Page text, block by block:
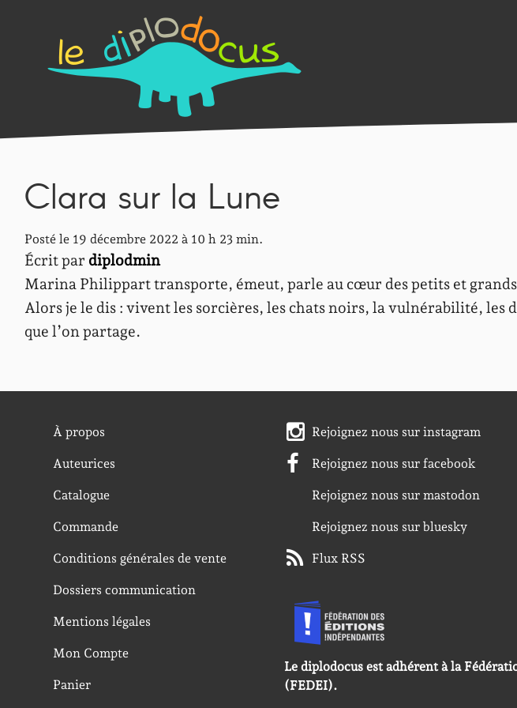
Clara sur la Lune
Posté le 19 décembre 2022 à 10 h 23 min.
Écrit par diplodmin
Marina Philippart transporte, émeut, parle au cœur des petits et
Alors je le dis : vivent les sorcières, les chats noirs, la vulnérabilité, les
que l’on partage.
À propos
Auteurices
Catalogue
Commande
Conditions générales de vente
Dossiers communication
Mentions légales
Mon Compte
Panier
Rejoignez nous sur instagram
Rejoignez nous sur facebook
Rejoignez nous sur mastodon
Rejoignez nous sur bluesky
Flux RSS
Le diplodocus est adhérent à la
(FEDEI).